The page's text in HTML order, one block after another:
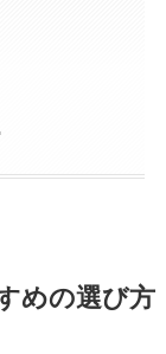
めの選び方